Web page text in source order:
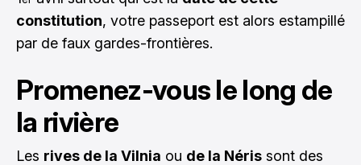
constitution, votre passeport est alors estampillé
par de faux gardes-frontières.
Promenez-vous le long de
la rivière
Les rives de la Vilnia ou de la Néris sont des